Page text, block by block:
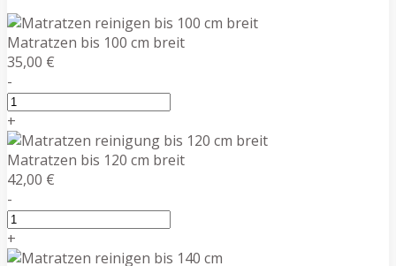
Matratzen bis 100 cm breit
35,00 €
-
+
Matratzen bis 120 cm breit
42,00 €
-
+